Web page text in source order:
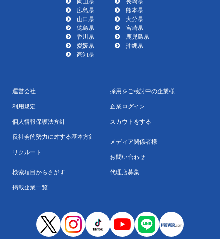
広島県
山口県
徳島県
香川県
愛媛県
高知県
熊本県
大分県
宮崎県
鹿児島県
沖縄県
運営会社
利用規定
個人情報保護法方針
反社会的勢力に対する基本方針
リクルート
検索項目からさがす
掲載企業一覧
採用をご検討中の企業様
企業ログイン
スカウトをする
メディア関係者様
お問い合わせ
代理店募集